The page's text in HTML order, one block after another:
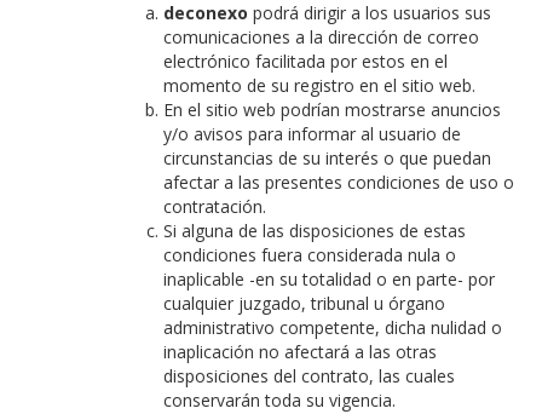
deconexo podrá dirigir a los usuarios sus
comunicaciones a la dirección de correo
electrónico facilitada por estos en el
momento de su registro en el sitio web.
En el sitio web podrían mostrarse anuncios
y/o avisos para informar al usuario de
circunstancias de su interés o que puedan
afectar a las presentes condiciones de uso o
contratación.
Si alguna de las disposiciones de estas
condiciones fuera considerada nula o
inaplicable -en su totalidad o en parte- por
cualquier juzgado, tribunal u órgano
administrativo competente, dicha nulidad o
inaplicación no afectará a las otras
disposiciones del contrato, las cuales
conservarán toda su vigencia.